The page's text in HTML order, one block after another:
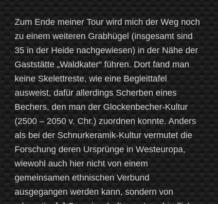
Zum Ende meiner Tour wird mich der Weg noch
zu einem weiteren Grabhügel (insgesamt sind
35 in der Heide nachgewiesen) in der Nähe der
Gaststätte „Waldkater“ führen. Dort fand man
keine Skelettreste, wie eine Begleittafel
ausweist, dafür allerdings Scherben eines
Bechers, den man der Glockenbecher-Kultur
(2500 – 2050 v. Chr.) zuordnen konnte. Anders
als bei der Schnurkeramik-Kultur vermutet die
Forschung deren Ursprünge in Westeuropa,
wiewohl auch hier nicht von einem
gemeinsamen ethnischen Verbund
ausgegangen werden kann, sondern von